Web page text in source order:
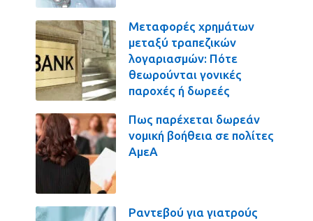
Μεταφορές χρημάτων
μεταξύ τραπεζικών
λογαριασμών: Πότε
θεωρούνται γονικές
παροχές ή δωρεές
Πως παρέχεται δωρεάν
νομική βοήθεια σε πολίτες
ΑμεΑ
Ραντεβού για γιατρούς